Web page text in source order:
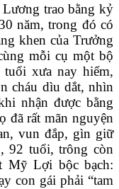
trao bằng kỷ
năm, trong đó có
khen của Trưởng
mỗi cụ một bộ
xưa nay hiếm,
cháu dìu dắt, nhìn
nhận được bằng
đã rất mãn nguyện
vun đắp, gìn giữ
92 tuổi, trông còn
Mỹ Lợi bộc bạch:
con gái phải “tam